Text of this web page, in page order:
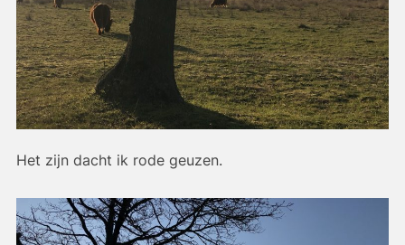
Het zijn dacht ik rode geuzen.